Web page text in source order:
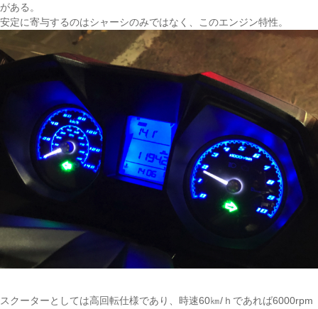
がある。
安定に寄与するのはシャーシのみではなく、このエンジン特性。
スクーターとしては高回転仕様であり、時速60㎞/ｈであれば6000rpm